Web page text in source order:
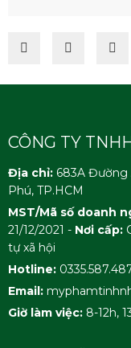
CÔNG TY
Địa chỉ: 683A Đường
Phú, TP.HCM
MST/Mã số doanh
21/12/2021 - Nơi cấp:
tự xã hội
Hotline:
Email:
Giờ làm việc: 8-12h,